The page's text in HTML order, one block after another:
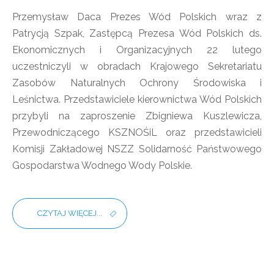
Przemysław Daca Prezes Wód Polskich wraz z
Patrycją Szpak, Zastępcą Prezesa Wód Polskich ds.
Ekonomicznych i Organizacyjnych 22 lutego
uczestniczyli w obradach Krajowego Sekretariatu
Zasobów Naturalnych Ochrony Środowiska i
Leśnictwa. Przedstawiciele kierownictwa Wód Polskich
przybyli na zaproszenie Zbigniewa Kuszlewicza,
Przewodniczącego KSZNOŚiL oraz przedstawicieli
Komisji Zakładowej NSZZ Solidarność Państwowego
Gospodarstwa Wodnego Wody Polskie.
CZYTAJ WIĘCEJ...